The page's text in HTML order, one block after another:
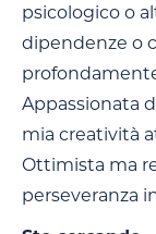
psicologico o
dipendenze o
Appassionata
mia creatività
Ottimista ma
perseveranza